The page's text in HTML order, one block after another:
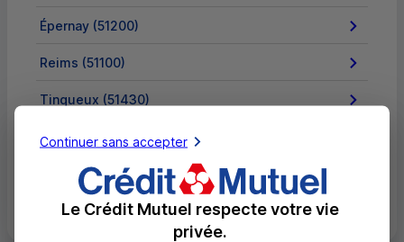
Épernay (51200)
Reims (51100)
Tinqueux (51430)
Vitry-le-François (51300)
Tous les départements
Continuer sans accepter
Le Crédit Mutuel respecte votre vie
privée.